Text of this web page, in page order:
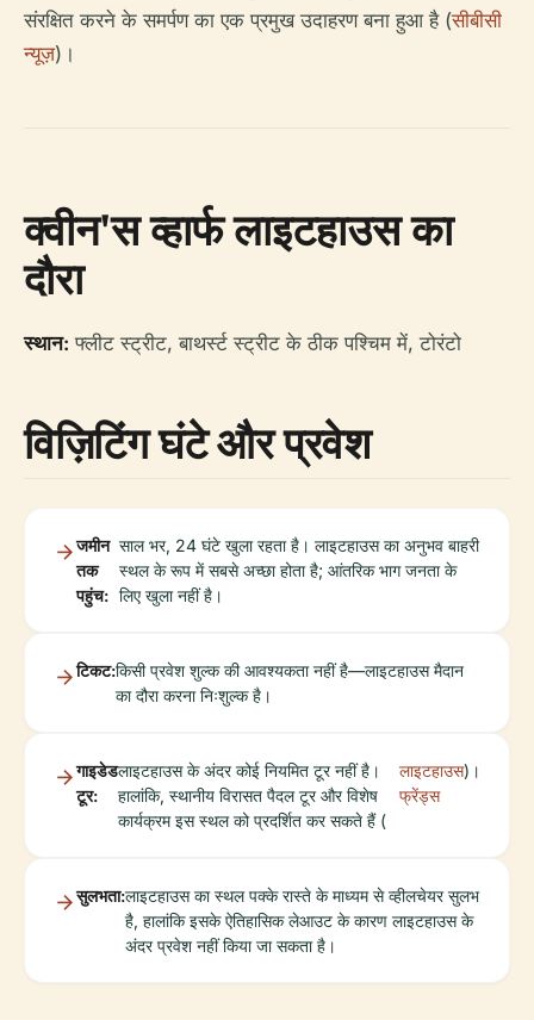
संरक्षित करने के समर्पण का एक प्रमुख उदाहरण बना हुआ है (सीबीसी
न्यूज़)।
क्वीन'स व्हार्फ लाइटहाउस का
दौरा
स्थान: फ्लीट स्ट्रीट, बाथर्स्ट स्ट्रीट के ठीक पश्चिम में, टोरंटो
विज़िटिंग घंटे और प्रवेश
जमीन
तक
पहुंच:
साल भर, 24 घंटे खुला रहता है। लाइटहाउस का अनुभव बाहरी
स्थल के रूप में सबसे अच्छा होता है; आंतरिक भाग जनता के
लिए खुला नहीं है।
टिकट:किसी प्रवेश शुल्क की आवश्यकता नहीं है—लाइटहाउस मैदान
का दौरा करना निःशुल्क है।
गाइडेड
टूर:
लाइटहाउस के अंदर कोई नियमित टूर नहीं है।
हालांकि, स्थानीय विरासत पैदल टूर और विशेष
कार्यक्रम इस स्थल को प्रदर्शित कर सकते हैं (
लाइटहाउस
फ्रेंड्स
)।
सुलभता:लाइटहाउस का स्थल पक्के रास्ते के माध्यम से व्हीलचेयर सुलभ
है, हालांकि इसके ऐतिहासिक लेआउट के कारण लाइटहाउस के
अंदर प्रवेश नहीं किया जा सकता है।